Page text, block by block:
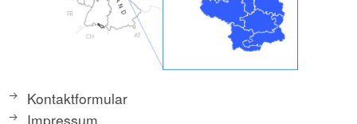
Kontaktformular
Impressum